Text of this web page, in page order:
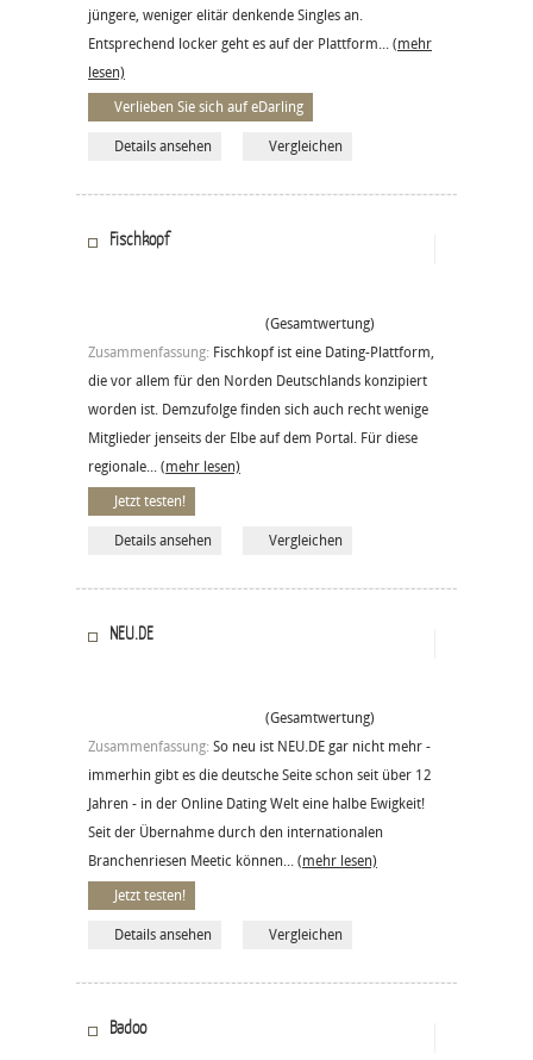
jüngere, weniger elitär denkende Singles an.
Entsprechend locker geht es auf der Plattform... (mehr
lesen)
Verlieben Sie sich auf eDarling
Details ansehen Vergleichen
Fischkopf
(Gesamtwertung)
Zusammenfassung: Fischkopf ist eine Dating-Plattform,
die vor allem für den Norden Deutschlands konzipiert
worden ist. Demzufolge finden sich auch recht wenige
Mitglieder jenseits der Elbe auf dem Portal. Für diese
regionale... (mehr lesen)
Jetzt testen!
Details ansehen Vergleichen
NEU.DE
(Gesamtwertung)
Zusammenfassung: So neu ist NEU.DE gar nicht mehr -
immerhin gibt es die deutsche Seite schon seit über 12
Jahren - in der Online Dating Welt eine halbe Ewigkeit!
Seit der Übernahme durch den internationalen
Branchenriesen Meetic können... (mehr lesen)
Jetzt testen!
Details ansehen Vergleichen
Badoo